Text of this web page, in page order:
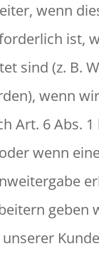
wenn
ist,
sind (z. B.
wenn
Art. 6 Abs. 1
wenn
geben